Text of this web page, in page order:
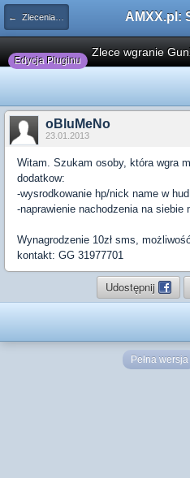
← Zlecenia płatne
Edycja Pluginu
Zlece wgranie
oBluMeNo
23.01.2013
Witam. Szukam osoby, która wgra
dodatkow:
-wysrodkowanie hp/nick name w hud
-naprawienie nachodzenia na siebie
Wynagrodzenie 10zł sms,
kontakt: GG 31977701
Udostępnij
Pełna wersja